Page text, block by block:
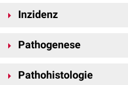
Inzidenz
Pathogenese
sehr oft in Zusammenhang mit einer
Pathohistologie